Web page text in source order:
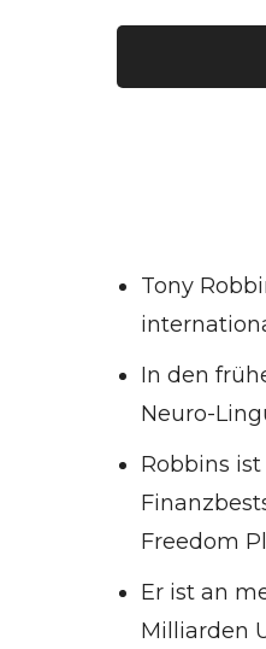
Bestseller-
Seminare &
Tony
In den
Neuro-
Robbins
Freedom
Er ist an
Milliarden